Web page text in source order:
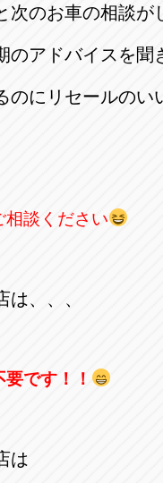
次のお車の相談が
のアドバイスを聞
のにリセールのい
相談ください
は、、、
です！！
は